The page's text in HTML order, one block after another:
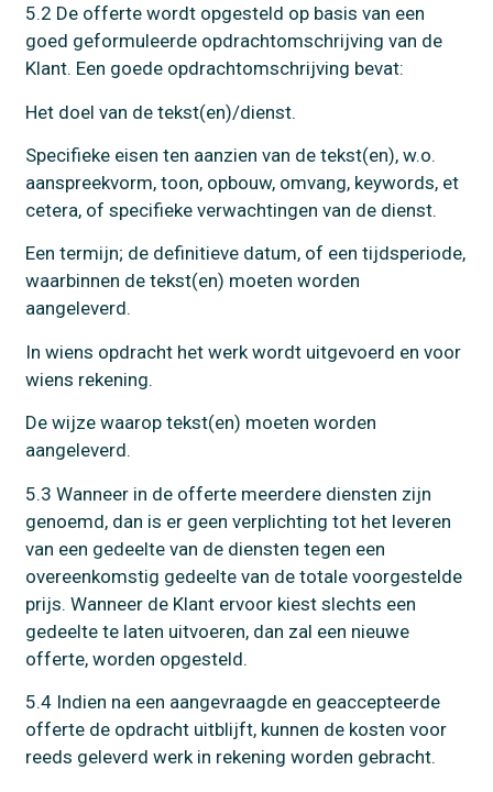
5.2 De offerte wordt opgesteld op basis van een
goed geformuleerde opdrachtomschrijving van de
Klant. Een goede opdrachtomschrijving bevat:
Het doel van de tekst(en)/dienst.
Specifieke eisen ten aanzien van de tekst(en), w.o.
aanspreekvorm, toon, opbouw, omvang, keywords, et
cetera, of specifieke verwachtingen van de dienst.
Een termijn; de definitieve datum, of een tijdsperiode,
waarbinnen de tekst(en) moeten worden
aangeleverd.
In wiens opdracht het werk wordt uitgevoerd en voor
wiens rekening.
De wijze waarop tekst(en) moeten worden
aangeleverd.
5.3 Wanneer in de offerte meerdere diensten zijn
genoemd, dan is er geen verplichting tot het leveren
van een gedeelte van de diensten tegen een
overeenkomstig gedeelte van de totale voorgestelde
prijs. Wanneer de Klant ervoor kiest slechts een
gedeelte te laten uitvoeren, dan zal een nieuwe
offerte, worden opgesteld.
5.4 Indien na een aangevraagde en geaccepteerde
offerte de opdracht uitblijft, kunnen de kosten voor
reeds geleverd werk in rekening worden gebracht.